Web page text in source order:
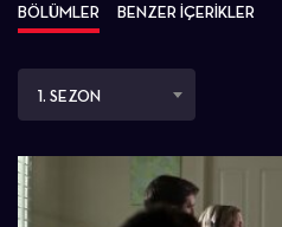
BÖLÜMLER BENZER İÇERİKLER
1. SEZON